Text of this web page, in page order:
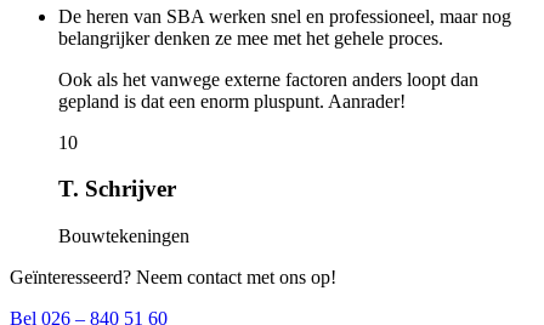
De heren van SBA werken snel en professioneel, maar nog
belangrijker denken ze mee met het gehele proces.
Ook als het vanwege externe factoren anders loopt dan
gepland is dat een enorm pluspunt. Aanrader!
10
T. Schrijver
Bouwtekeningen
Geïnteresseerd? Neem contact met ons op!
Bel 026 – 840 51 60